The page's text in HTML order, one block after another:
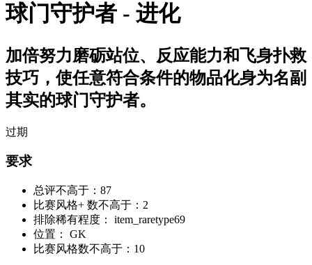
球门守护者 - 进化
加倍努力磨砺站位、反应能力和飞身扑救
技巧，使任意符合条件的物品化身为名副
其实的球门守护者。
过期
要求
总评不高于：87
比赛风格+ 数不高于：2
排除稀有程度： item_raretype69
位置： GK
比赛风格数不高于：10